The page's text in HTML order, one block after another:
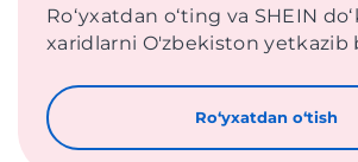
Roʻyxatdan oʻting va SHEIN
xaridlarni O'zbekiston yetkazib
Roʻyxatdan oʻtish